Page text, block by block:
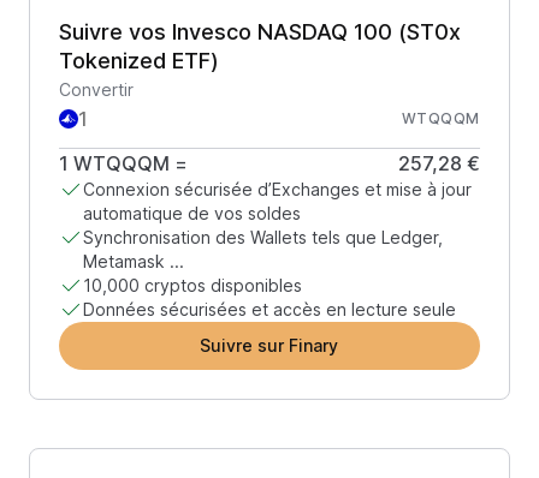
Suivre vos Invesco NASDAQ 100 (ST0x
Tokenized ETF)
Convertir
WTQQQM
1 WTQQQM = 257,28 €
Connexion sécurisée d’Exchanges et mise à jour
automatique de vos soldes
Synchronisation des Wallets tels que Ledger,
Metamask ...
10,000 cryptos disponibles
Données sécurisées et accès en lecture seule
Suivre sur Finary